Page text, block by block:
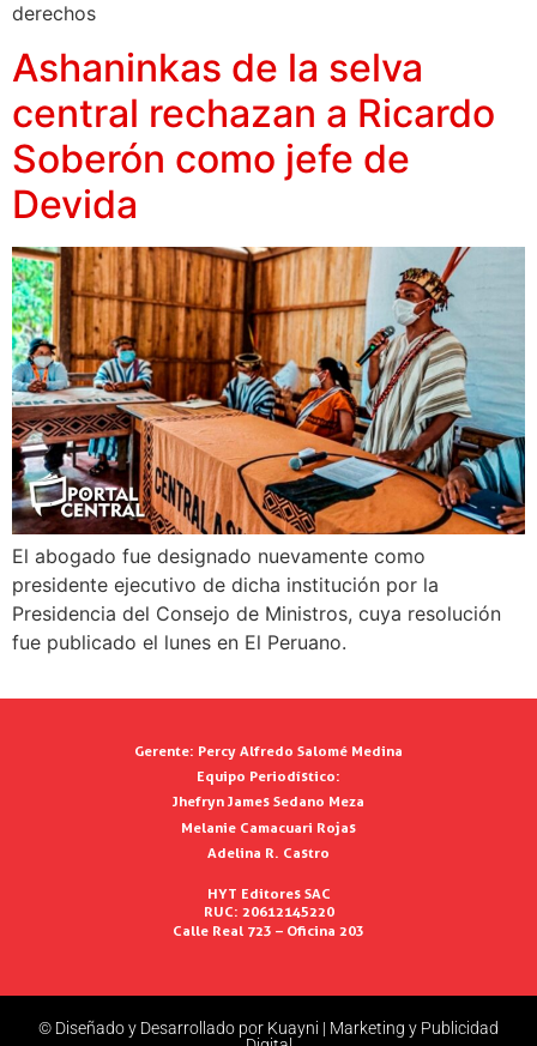
derechos
Ashaninkas de la selva
central rechazan a Ricardo
Soberón como jefe de
Devida
El abogado fue designado nuevamente como
presidente ejecutivo de dicha institución por la
Presidencia del Consejo de Ministros, cuya resolución
fue publicado el lunes en El Peruano.
Gerente: Percy Alfredo Salomé Medina
Equipo Periodístico:
Jhefryn James Sedano Meza
Melanie Camacuari Rojas
Adelina R. Castro
HYT Editores SAC
RUC: 20612145220
Calle Real 723 – Oficina 203
© Diseñado y Desarrollado por Kuayni | Marketing y Publicidad